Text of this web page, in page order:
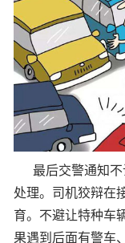
最后交警通知不
处理。司机狡辩在
育。不避让特种车
果遇到后面有警车